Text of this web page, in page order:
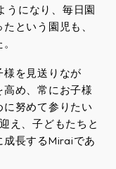
うになり、毎日園
という園児も、
を見送りなが
め、常にお子様
努めて参りたい
え、子どもたちと
長するMiraiであ